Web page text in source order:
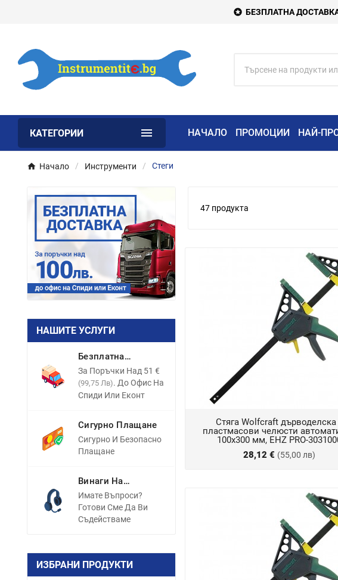
 БЕЗПЛАТНА
КАТЕГОРИИ  НАЧАЛО ПРОМОЦИИ НАЙ-
Начало Инструменти Стеги
НАШИТЕ УСЛУГИ
Безплатна
Доставка
За Поръчки Над 51 €
(99,75 Лв). До Офис На
Спиди Или Еконт
Сигурно Плащане
Сигурно И Безопасно
Плащане
Винаги На
Разположение
Имате Въпроси?
Готови Сме Да Ви
Съдействаме
ИЗБРАНИ ПРОДУКТИ
47 продукта
Стяга Wolfcraft дърводелска
пластмасови челюсти
100х300 мм, EHZ PRO-
28,12 € (55,00 лв)